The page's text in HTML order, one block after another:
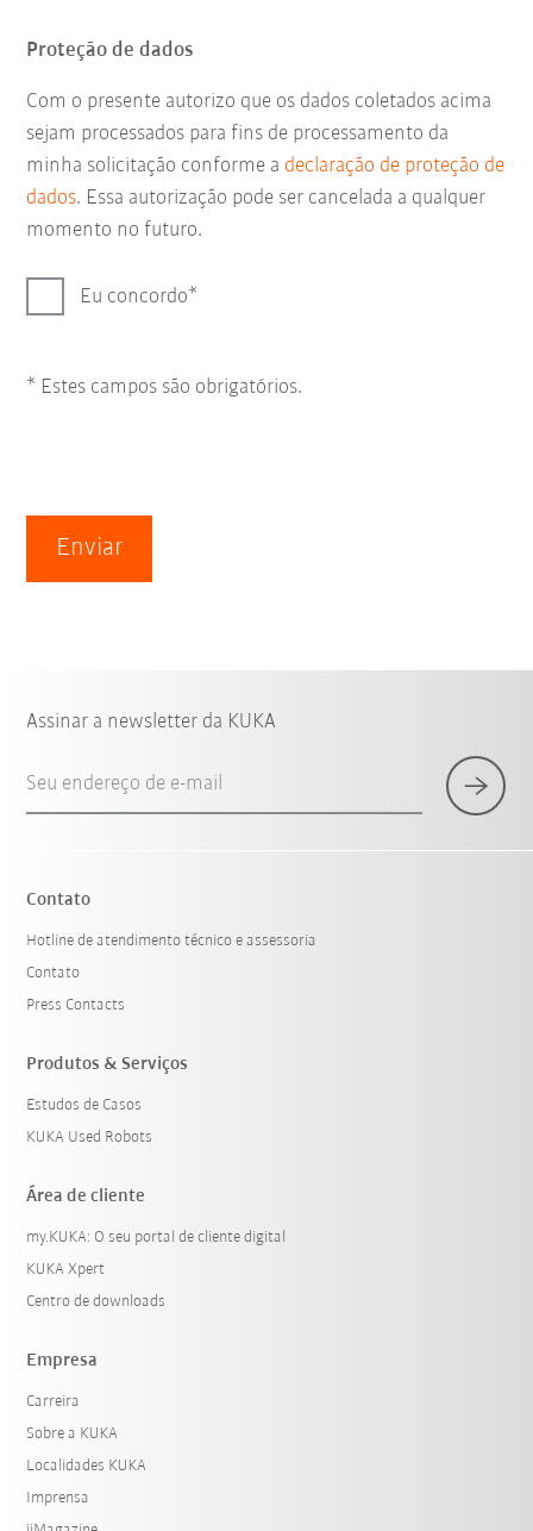
Proteção de dados
Com o presente autorizo que os dados coletados acima
sejam processados para fins de processamento da
minha solicitação conforme a declaração de proteção de
dados. Essa autorização pode ser cancelada a qualquer
momento no futuro.
Eu concordo
* Estes campos são obrigatórios.
Enviar
Assinar a newsletter da KUKA
Seu endereço de e-mail
Contato
Hotline de atendimento técnico e assessoria
Contato
Press Contacts
Produtos & Serviços
Estudos de Casos
KUKA Used Robots
Área de cliente
my.KUKA: O seu portal de cliente digital
KUKA Xpert
Centro de downloads
Empresa
Carreira
Sobre a KUKA
Localidades KUKA
Imprensa